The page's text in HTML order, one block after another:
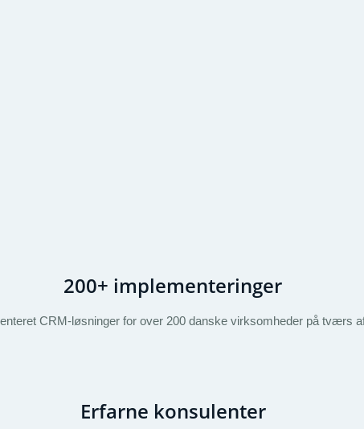
200+ implementeringer
CRM-løsninger for over 200 danske virksomheder på tværs
Erfarne konsulenter